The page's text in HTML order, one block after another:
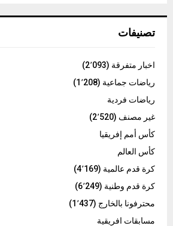
تصنيفات
اخبار متفرقة (2٬093)
رياضات جماعية (1٬208)
رياضات فردية
غير مصنف (2٬520)
كأس أمم إفريقيا
كأس العالم
كرة قدم عالمية (4٬169)
كرة قدم وطنية (6٬249)
محترفونا بالخارج (1٬437)
مسابقات افريقية